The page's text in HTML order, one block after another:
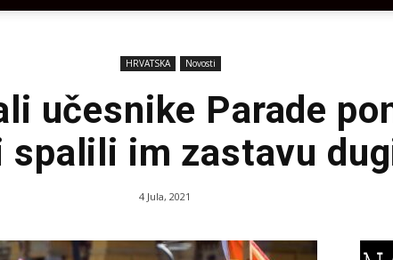
HRVATSKA Novosti
učesnike Parade
spalili im zastavu
4 Jula, 2021